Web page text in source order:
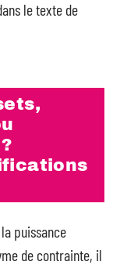
le texte de
puissance
de contrainte, il